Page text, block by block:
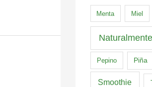
Menta Miel
Naturalmente
Pepino Piña
Smoothie